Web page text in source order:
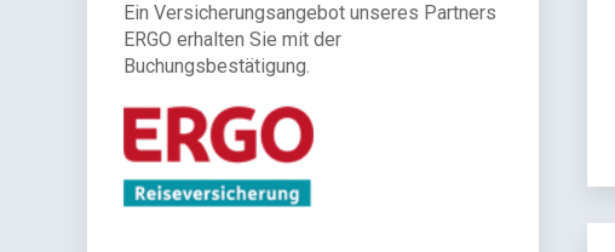
Ein Versicherungsangebot unseres Partners
ERGO erhalten Sie mit der
Buchungsbestätigung.